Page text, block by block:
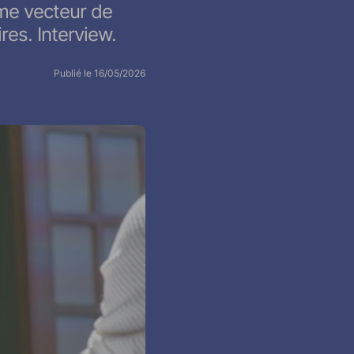
vecteur de
Interview.
Publié le 16/05/2026